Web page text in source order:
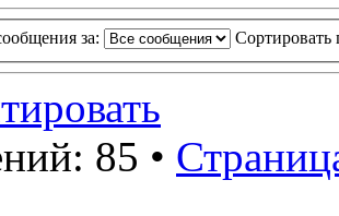
за: Сортировать
85 •